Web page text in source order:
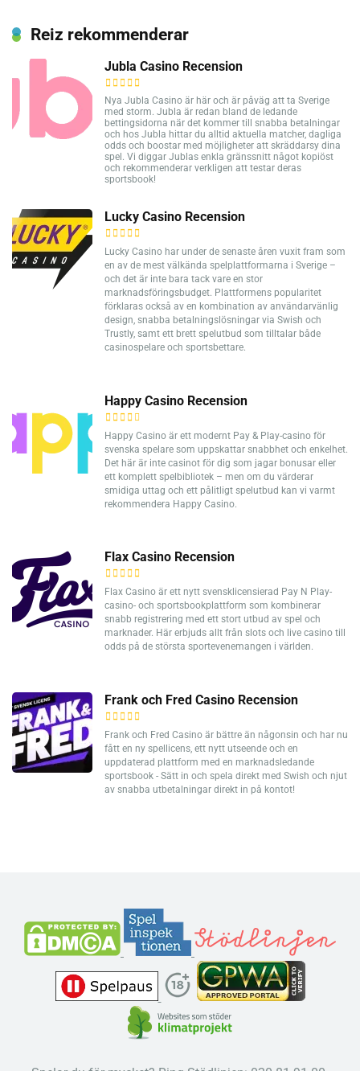
Reiz rekommenderar
Jubla Casino Recension
Nya Jubla Casino är här och är påväg att ta Sverige
med storm. Jubla är redan bland de ledande
bettingsidorna när det kommer till snabba betalningar
och hos Jubla hittar du alltid aktuella matcher, dagliga
odds och boostar med möjligheter att skräddarsy dina
spel. Vi diggar Jublas enkla gränssnitt något kopiöst
och rekommenderar verkligen att testar deras
sportsbook!
Lucky Casino Recension
Lucky Casino har under de senaste åren vuxit fram som
en av de mest välkända spelplattformarna i Sverige –
och det är inte bara tack vare en stor
marknadsföringsbudget. Plattformens popularitet
förklaras också av en kombination av användarvänlig
design, snabba betalningslösningar via Swish och
Trustly, samt ett brett spelutbud som tilltalar både
casinospelare och sportsbettare.
Happy Casino Recension
Happy Casino är ett modernt Pay & Play-casino för
svenska spelare som uppskattar snabbhet och enkelhet.
Det här är inte casinot för dig som jagar bonusar eller
ett komplett spelbibliotek – men om du värderar
smidiga uttag och ett pålitligt spelutbud kan vi varmt
rekommendera Happy Casino.
Flax Casino Recension
Flax Casino är ett nytt svensklicensierad Pay N Play-
casino- och sportsbookplattform som kombinerar
snabb registrering med ett stort utbud av spel och
marknader. Här erbjuds allt från slots och live casino till
odds på de största sportevenemangen i världen.
Frank och Fred Casino Recension
Frank och Fred Casino är bättre än någonsin och har nu
fått en ny spellicens, ett nytt utseende och en
uppdaterad plattform med en marknadsledande
sportsbook - Sätt in och spela direkt med Swish och njut
av snabba utbetalningar direkt in på kontot!